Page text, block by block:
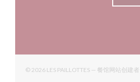
© 2026 LES PAILLOTTES — 餐馆网站创建者